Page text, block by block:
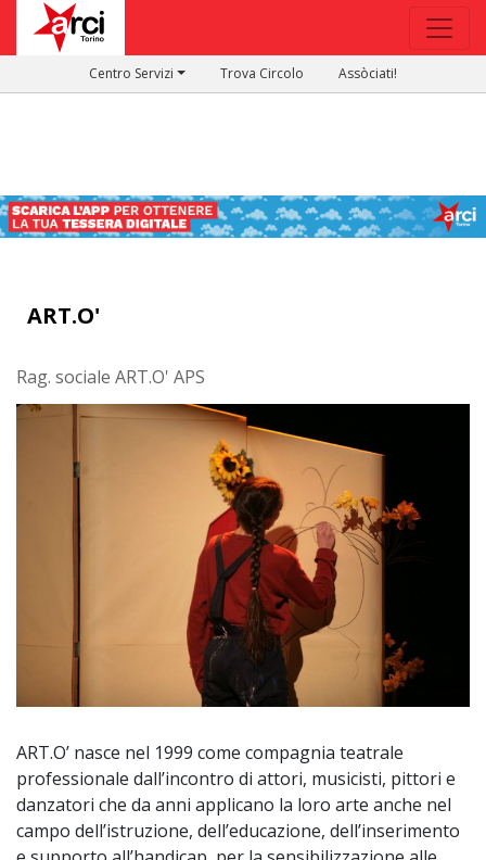
Centro Servizi Trova Circolo Assòciati!
ART.O'
Rag. sociale ART.O' APS
ART.O’ nasce nel 1999 come compagnia teatrale
professionale dall’incontro di attori, musicisti, pittori e
danzatori che da anni applicano la loro arte anche nel
campo dell’istruzione, dell’educazione, dell’inserimento